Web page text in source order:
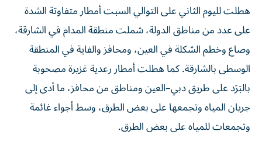
هطلت لليوم الثاني على التوالي السبت أمطار متفاوتة الشدة
على عدد من مناطق الدولة، شملت منطقة المدام في الشارقة،
وصاع وخطم الشكلة في العين، ومحافز والفاية في المنطقة
الوسطى بالشارقة. كما هطلت أمطار رعدية غزيرة مصحوبة
بالبَرَد على طريق دبي–العين ومناطق من محافز، ما أدى إلى
جريان المياه وتجمعها على بعض الطرق، وسط أجواء غائمة
وتجمعات للمياه على بعض الطرق.